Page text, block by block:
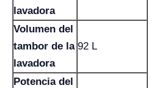
lavadora
Volumen del
tambor de la
lavadora
92 L
Potencia del